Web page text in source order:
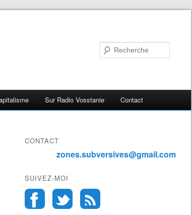
Sur Radio Vosstanie Contact
CONTACT
zones.subversives@gmail.com
SUIVEZ-MOI